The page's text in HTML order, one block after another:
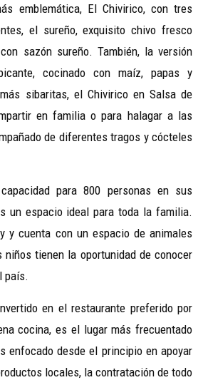
emblemática, El Chivirico, con tres
el sureño, exquisito chivo fresco
sazón sureño. También, la versión
cocinado con maíz, papas y
sibaritas, el Chivirico en Salsa de
en familia o para halagar a las
de diferentes tragos y cócteles
para 800 personas en sus
un espacio ideal para toda la familia.
y cuenta con un espacio de animales
niños tienen la oportunidad de conocer
país.
en el restaurante preferido por
cocina, es el lugar más frecuentado
enfocado desde el principio en apoyar
locales, la contratación de todo